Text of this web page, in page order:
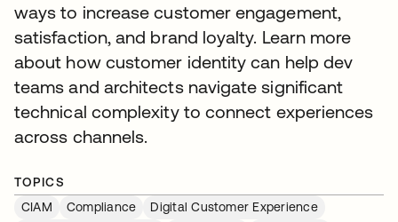
ways to increase customer engagement,
satisfaction, and brand loyalty. Learn more
about how customer identity can help dev
teams and architects navigate significant
technical complexity to connect experiences
across channels.
TOPICS
CIAM
Compliance
Digital Customer Experience